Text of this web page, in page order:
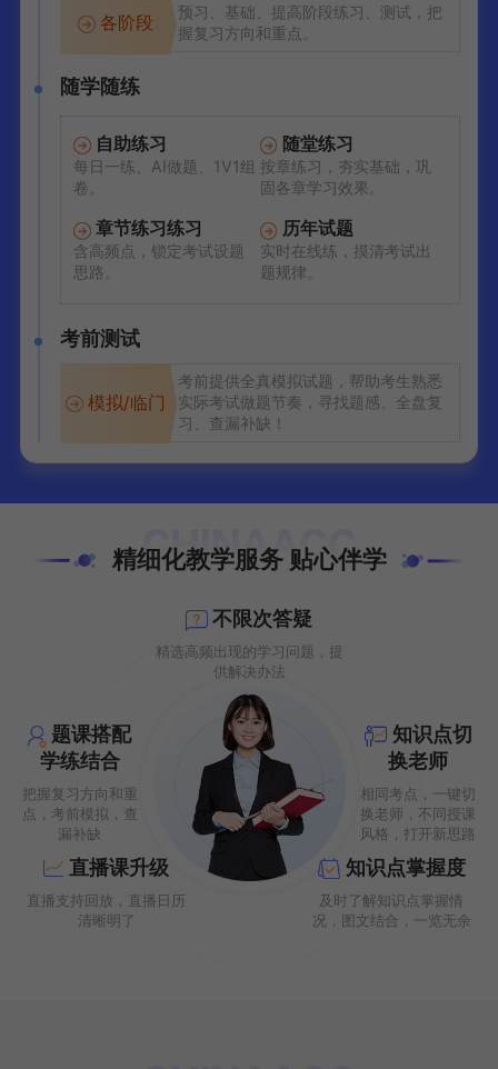
各阶段
预习、基础、提高阶段练习、测试，把
握复习方向和重点。
随学随练
自助练习
每日一练、AI做题、1V1组
卷。
随堂练习
按章练习，夯实基础，巩
固各章学习效果。
章节练习练习
含高频点，锁定考试设题
思路。
历年试题
实时在线练，摸清考试出
题规律。
考前测试
模拟/临门
考前提供全真模拟试题，帮助考生熟悉
实际考试做题节奏，寻找题感、全盘复
习、查漏补缺！
精细化教学服务 贴心伴学
不限次答疑
精选高频出现的学习问题，提
供解决办法
题课搭配
学练结合
把握复习方向和重
点，考前模拟，查
漏补缺
直播课升级
直播支持回放，直播日历
清晰明了
知识点掌握度
及时了解知识点掌握情
况，图文结合，一览无余
知识点切
换老师
相同考点，一键切
换老师，不同授课
风格，打开新思路